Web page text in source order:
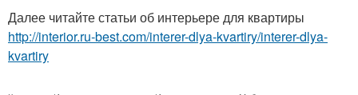
Далее читайте статьи об интерьере для квартиры
http://interior.ru-best.com/interer-dlya-kvartiry/interer-dlya-
kvartiry